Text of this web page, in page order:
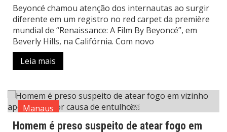
Beyoncé chamou atenção dos internautas ao surgir
diferente em um registro no red carpet da première
mundial de “Renaissance: A Film By Beyoncé”, em
Beverly Hills, na Califórnia. Com novo
Leia mais
Manaus
Homem é preso suspeito de atear fogo em